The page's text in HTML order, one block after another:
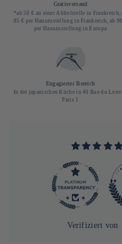
Gratisversand
*ab 50 € an einer Abholstelle in Frankreich,
85 € per Hauszustellung in Frankreich, ab
per Hauszustellung in Europa
Engagierter Bereich
In der japanischen Küche in 40 Rue du
Paris 1
Verifiziert von